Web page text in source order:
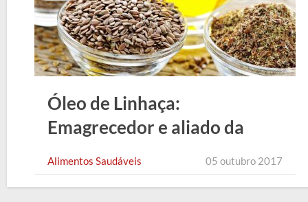
Óleo de Linhaça:
Emagrecedor e aliado da
Alimentos Saudáveis 05 outubro 2017